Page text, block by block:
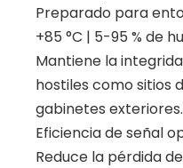
Preparado para
+85 °C | 5-95 % de
Mantiene la
hostiles como sitios
gabinetes exteriores.
Eficiencia de señal
Reduce la pérdida